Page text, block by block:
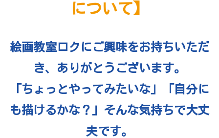
について】
絵画教室ロクにご興味をお持ちいただ
き、ありがとうございます。
「ちょっとやってみたいな」「自分に
も描けるかな？」そんな気持ちで大丈
夫です。